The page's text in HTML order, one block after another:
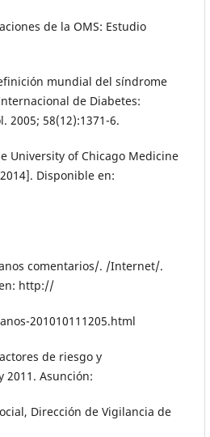
de la OMS: Estudio
mundial del síndrome
de Diabetes:
2005; 58(12):1371-6.
University of Chicago Medicine
Disponible en:
comentarios/. /Internet/.
http://
201010111205.html
de riesgo y
2011. Asunción:
Dirección de Vigilancia de